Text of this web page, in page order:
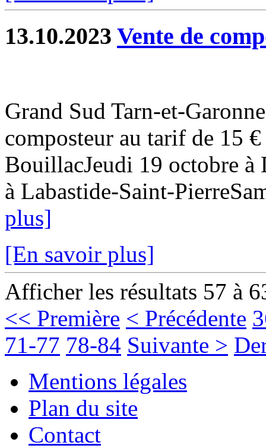
13.10.2023 Vente de
Grand Sud Tarn-et-
composteur au tarif de 15
BouillacJeudi 19 octobre à
à Labastide-Saint-
plus]
[En savoir plus]
Afficher les résultats 57 à
<< Première < Précédente
71-77 78-84 Suivante >
Mentions légales
Plan du site
Contact